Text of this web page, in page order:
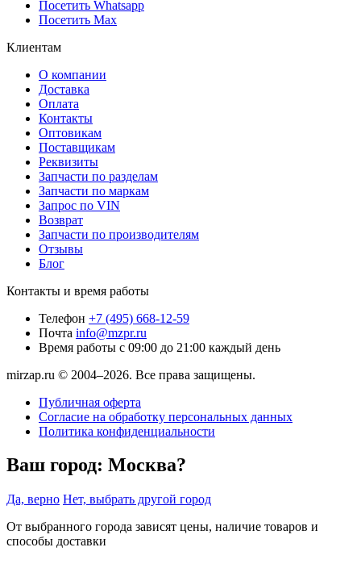
Посетить Whatsapp
Посетить Max
Клиентам
О компании
Доставка
Оплата
Контакты
Оптовикам
Поставщикам
Реквизиты
Запчасти по разделам
Запчасти по маркам
Запрос по VIN
Возврат
Запчасти по производителям
Отзывы
Блог
Контакты и время работы
Телефон +7 (495) 668-12-59
Почта info@mzpr.ru
Время работы с 09:00 до 21:00 каждый день
mirzap.ru © 2004–2026. Все права защищены.
Публичная оферта
Согласие на обработку персональных данных
Политика конфиденциальности
Ваш город: Москва?
Да, верно Нет, выбрать другой город
От выбранного города зависят цены, наличие товаров и
способы доставки